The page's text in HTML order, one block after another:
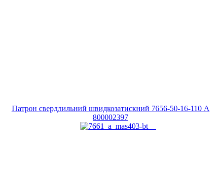
Патрон свердлильний швидкозатискний 7656-50-16-110 A
800002397